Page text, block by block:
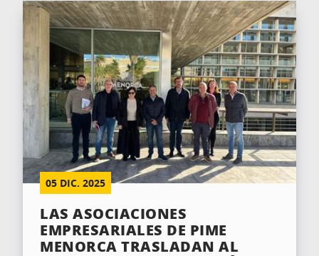
05 DIC. 2025
LAS ASOCIACIONES
EMPRESARIALES DE PIME
MENORCA TRASLADAN AL